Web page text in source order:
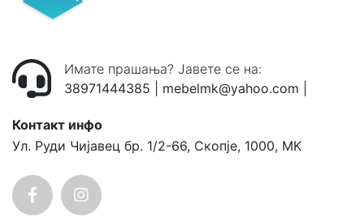
Имате прашања? Јавете се на:
38971444385
mebelmk@yahoo.com
Контакт инфо
Ул. Руди Чијавец бр. 1/2-66, Скопје, 1000, MK